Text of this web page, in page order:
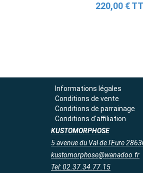
220,00 €
Informations légales
Conditions de vente
Conditions de parrainage
Conditions d'affiliation
KUSTOMORPHOSE
5 avenue du Val de l'Eure
kustomorphose@wanadoo.fr
Tel: 02.37.34.77.15